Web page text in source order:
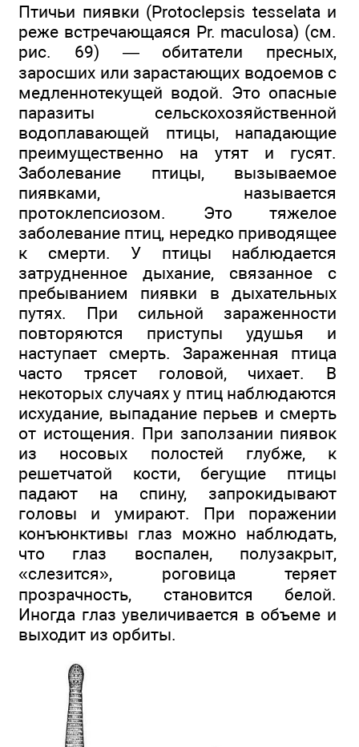
Птичьи пиявки (Protoclepsis tesselata и
реже встречающаяся Pr. maculosa) (см.
рис. 69) — обитатели пресных,
заросших или зарастающих водоемов с
медленнотекущей водой. Это опасные
паразиты сельскохозяйственной
водоплавающей птицы, нападающие
преимущественно на утят и гусят.
Заболевание птицы, вызываемое
пиявками, называется
протоклепсиозом. Это тяжелое
заболевание птиц, нередко приводящее
к смерти. У птицы наблюдается
затрудненное дыхание, связанное с
пребыванием пиявки в дыхательных
путях. При сильной зараженности
повторяются приступы удушья и
наступает смерть. Зараженная птица
часто трясет головой, чихает. В
некоторых случаях у птиц наблюдаются
исхудание, выпадание перьев и смерть
от истощения. При заползании пиявок
из носовых полостей глубже, к
решетчатой кости, бегущие птицы
падают на спину, запрокидывают
головы и умирают. При поражении
конъюнктивы глаз можно наблюдать,
что глаз воспален, полузакрыт,
«слезится», роговица теряет
прозрачность, становится белой.
Иногда глаз увеличивается в объеме и
выходит из орбиты.